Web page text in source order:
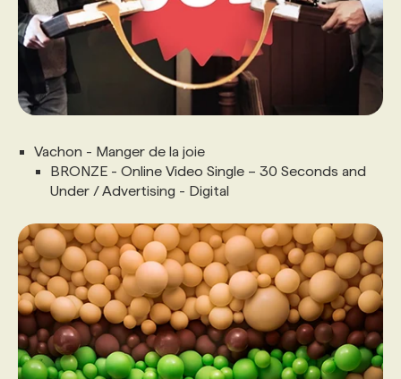
Vachon - Manger de la joie
BRONZE - Online Video Single – 30 Seconds and
Under / Advertising - Digital